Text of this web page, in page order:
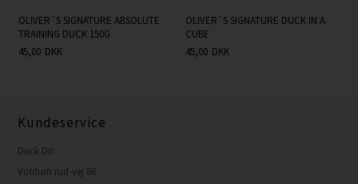
OLIVER´S SIGNATURE ABSOLUTE
TRAINING DUCK 150G
45,00 DKK
OLIVER´S SIGNATURE DUCK IN A
CUBE
45,00 DKK
Kundeservice
Duck Dri
Voldum rud-vej 86